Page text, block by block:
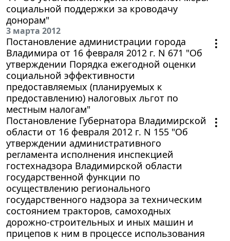
социальной поддержки за кроводачу
донорам"
3 марта 2012
Постановление администрации города
Владимира от 16 февраля 2012 г. N 671 "Об
утверждении Порядка ежегодной оценки
социальной эффективности
предоставляемых (планируемых к
предоставлению) налоговых льгот по
местным налогам"
Постановление Губернатора Владимирской
области от 16 февраля 2012 г. N 155 "Об
утверждении административного
регламента исполнения инспекцией
гостехнадзора Владимирской области
государственной функции по
осуществлению регионального
государственного надзора за техническим
состоянием тракторов, самоходных
дорожно-строительных и иных машин и
прицепов к ним в процессе использования